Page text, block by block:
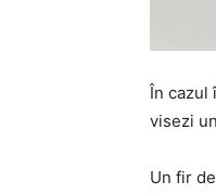
În cazul
visezi
Un fir